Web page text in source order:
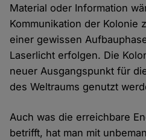
Material oder Information
Kommunikation der Kolonie
einer gewissen
Laserlicht erfolgen. Die
neuer Ausgangspunkt für
des Weltraums genutzt
Auch was die erreichbare
betrifft, hat man mit